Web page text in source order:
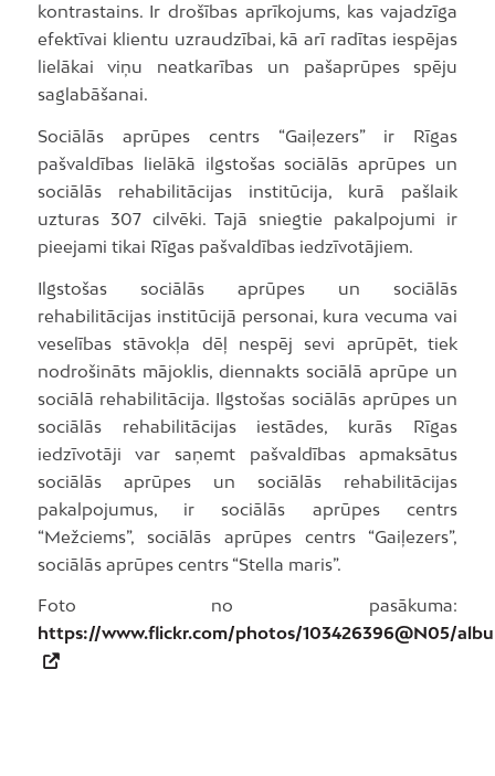
kontrastains. Ir drošības aprīkojums, kas vajadzīga
efektīvai klientu uzraudzībai, kā arī radītas iespējas
lielākai viņu neatkarības un pašaprūpes spēju
saglabāšanai.
Sociālās aprūpes centrs “Gaiļezers” ir Rīgas
pašvaldības lielākā ilgstošas sociālās aprūpes un
sociālās rehabilitācijas institūcija, kurā pašlaik
uzturas 307 cilvēki. Tajā sniegtie pakalpojumi ir
pieejami tikai Rīgas pašvaldības iedzīvotājiem.
Ilgstošas sociālās aprūpes un sociālās
rehabilitācijas institūcijā personai, kura vecuma vai
veselības stāvokļa dēļ nespēj sevi aprūpēt, tiek
nodrošināts mājoklis, diennakts sociālā aprūpe un
sociālā rehabilitācija. Ilgstošas sociālās aprūpes un
sociālās rehabilitācijas iestādes, kurās Rīgas
iedzīvotāji var saņemt pašvaldības apmaksātus
sociālās aprūpes un sociālās rehabilitācijas
pakalpojumus, ir sociālās aprūpes centrs
“Mežciems”, sociālās aprūpes centrs “Gaiļezers”,
sociālās aprūpes centrs “Stella maris”.
Foto no pasākuma:
https://www.flickr.com/photos/103426396@N05/